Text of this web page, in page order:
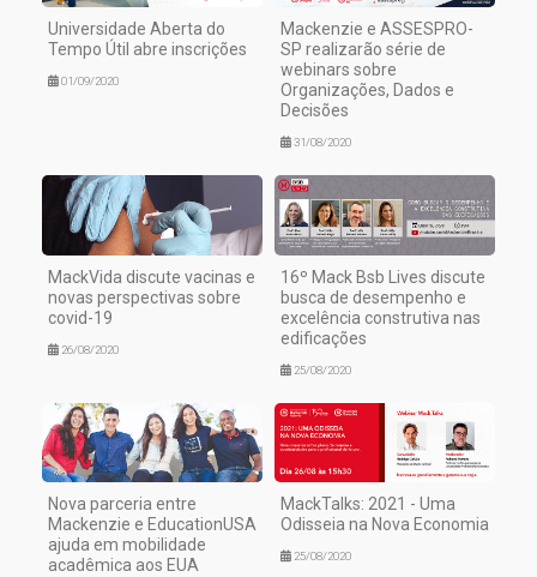
Universidade Aberta do
Tempo Útil abre inscrições
01/09/2020
Mackenzie e ASSESPRO-
SP realizarão série de
webinars sobre
Organizações, Dados e
Decisões
31/08/2020
MackVida discute vacinas e
novas perspectivas sobre
covid-19
26/08/2020
16º Mack Bsb Lives discute
busca de desempenho e
excelência construtiva nas
edificações
25/08/2020
Nova parceria entre
Mackenzie e EducationUSA
ajuda em mobilidade
acadêmica aos EUA
MackTalks: 2021 - Uma
Odisseia na Nova Economia
25/08/2020